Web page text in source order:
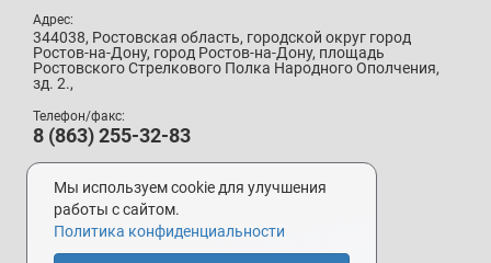
Адрес:
344038, Ростовская область, городской округ город
Ростов-на-Дону, город Ростов-на-Дону, площадь
Ростовского Стрелкового Полка Народного Ополчения,
зд. 2.,
Телефон/факс:
8 (863) 255-32-83
Телефон приемной комиссии:
8 (800) 707-19-29
8 (863) 272-64-88
Мы используем cookie для улучшения
работы с сайтом.
Политика конфиденциальности